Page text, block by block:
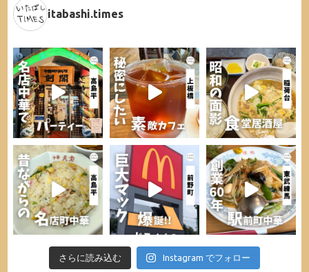
itabashi.times
さらに読み込む Instagram でフォロー